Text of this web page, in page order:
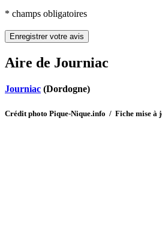
* champs obligatoires
Aire de Journiac
Journiac (Dordogne)
Crédit photo Pique-Nique.info / Fiche mise à